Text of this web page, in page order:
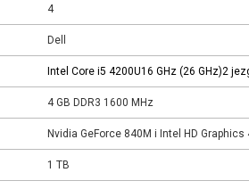
4
Dell
Intel Core i5 4200U1 6 GHz (26 GHz)2
4 GB DDR3 1600 MHz
Nvidia GeForce 840M i Intel HD Graphics
1 TB